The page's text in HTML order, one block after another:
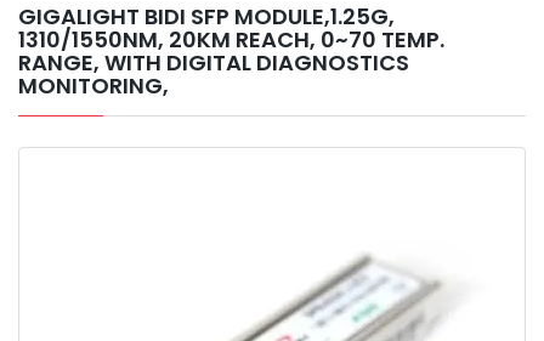
GIGALIGHT BIDI SFP MODULE,1.25G,
1310/1550NM, 20KM REACH, 0~70 TEMP.
RANGE, WITH DIGITAL DIAGNOSTICS
MONITORING,